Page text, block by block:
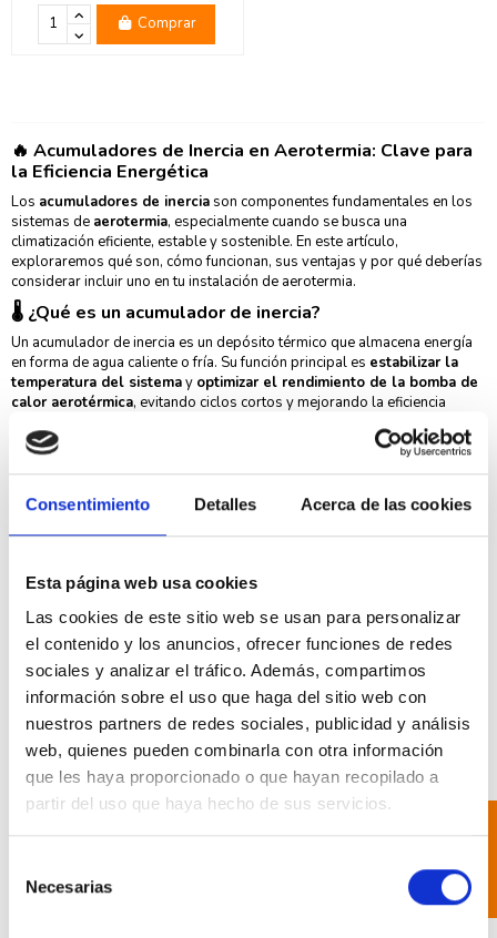
Consentimiento Detalles Acerca de las cookies
Esta página web usa cookies
Las cookies de este sitio web se usan para personalizar
el contenido y los anuncios, ofrecer funciones de redes
sociales y analizar el tráfico. Además, compartimos
información sobre el uso que haga del sitio web con
nuestros partners de redes sociales, publicidad y análisis
web, quienes pueden combinarla con otra información
que les haya proporcionado o que hayan recopilado a
partir del uso que haya hecho de sus servicios.
Necesarias
Comprar
🔥 Acumuladores de Inercia en Aerotermia: Clave para
la Eficiencia Energética
Los acumuladores de inerciason componentes fundamentales en los
sistemas de aerotermia, especialmente cuando se busca una
climatización eficiente, estable y sostenible. En este artículo,
exploraremos qué son, cómo funcionan, sus ventajas y por qué deberías
considerar incluir uno en tu instalación de aerotermia.
🌡️ ¿Qué es un acumulador de inercia?
Un acumulador de inercia es un depósito térmico que almacena energía
en forma de agua caliente o fría. Su función principal es estabilizar la
temperatura del sistemay optimizar el rendimiento de la bomba de
calor aerotérmica, evitando ciclos cortos y mejorando la eficiencia
⚙️ ¿Cómo funciona un acumulador de inercia?
acumulador.
Este agua se distribuye a los emisores térmicos (radiadores, suelo
Cuando la demanda disminuye, el acumulador sigue suministrando
energía sin necesidad de que la bomba de calor se active
constantemente.
Este procesoreduce el número de arranques del compresor,
prolongando su vida útil y mejorando la eficiencia global del sistema.
✅ Ventajas de instalar un acumulador de inercia
Mayor eficiencia energética: Al evitar ciclos cortos, se reduce el
consumo eléctrico.
Estabilidad térmica: Mantiene una temperatura constante en la
Protección del sistema: Menos desgaste en la bomba de calor.
Versatilidad: Compatible con calefacción, refrigeración y
: Ideal para sistemas
híbridos con solar térmica o fotovoltaica.
FILTRAR